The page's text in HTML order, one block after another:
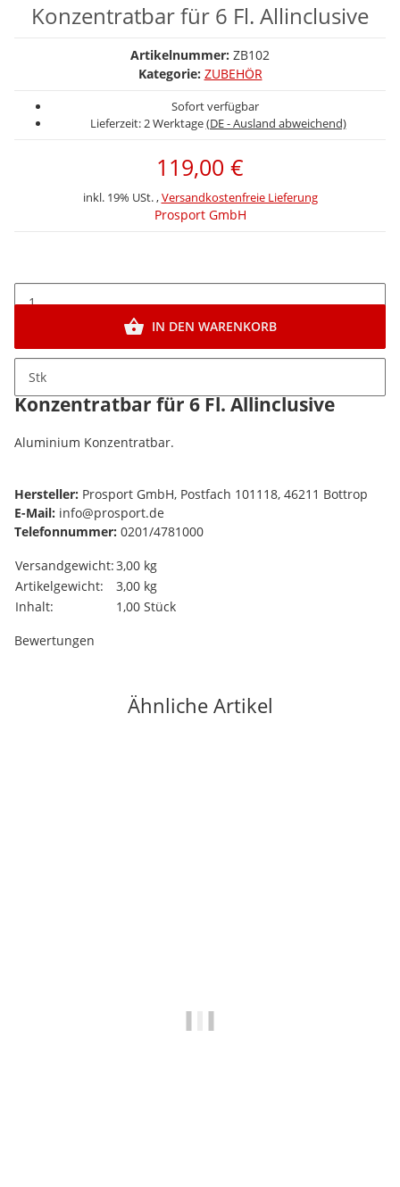
Konzentratbar für 6 Fl. Allinclusive
Artikelnummer: ZB102
Kategorie: ZUBEHÖR
Sofort verfügbar
Lieferzeit:2 Werktage(DE - Ausland abweichend)
119,00 €
inkl. 19% USt. ,Versandkostenfreie Lieferung
Prosport GmbH
Stk
IN DEN WARENKORB
Beschreibung
Konzentratbar für 6 Fl. Allinclusive
Aluminium Konzentratbar.
Hersteller: Prosport GmbH, Postfach 101118, 46211 Bottrop
E-Mail: info@prosport.de
Telefonnummer: 0201/4781000
Versandgewicht:3,00 kg
Artikelgewicht:
3,00 kg
Inhalt:
1,00 Stück
Bewertungen
Ähnliche Artikel